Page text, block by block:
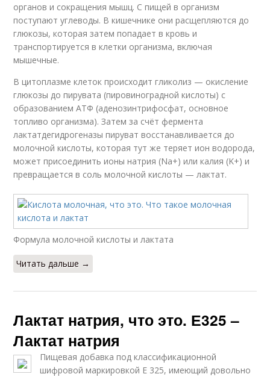
органов и сокращения мышц. С пищей в организм
поступают углеводы. В кишечнике они расщепляются до
глюкозы, которая затем попадает в кровь и
транспортируется в клетки организма, включая
мышечные.
В цитоплазме клеток происходит гликолиз — окисление
глюкозы до пирувата (пировиноградной кислоты) с
образованием АТФ (аденозинтрифосфат, основное
топливо организма). Затем за счёт фермента
лактатдегидрогеназы пируват восстанавливается до
молочной кислоты, которая тут же теряет ион водорода,
может присоединить ионы натрия (Na+) или калия (K+) и
превращается в соль молочной кислоты — лактат.
Формула молочной кислоты и лактата
Читать дальше →
Лактат натрия, что это. Е325 –
Лактат натрия
Пищевая добавка под классификационной
шифровой маркировкой Е 325, имеющий довольно